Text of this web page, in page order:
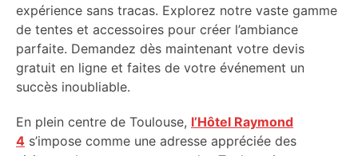
expérience sans tracas. Explorez notre vaste gamme
de tentes et accessoires pour créer l’ambiance
parfaite. Demandez dès maintenant votre devis
gratuit en ligne et faites de votre événement un
succès inoubliable.
En plein centre de Toulouse, l’Hôtel Raymond
4 s’impose comme une adresse appréciée des